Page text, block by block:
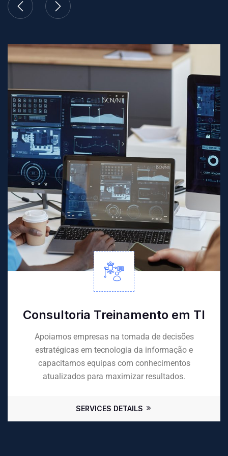
Consultoria Treinamento em TI
Apoiamos empresas na tomada de decisões
estratégicas em tecnologia da informação e
capacitamos equipas com conhecimentos
atualizados para maximizar resultados.
SERVICES DETAILS